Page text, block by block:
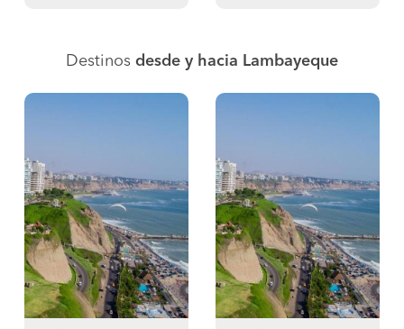
Destinos desde y hacia Lambayeque